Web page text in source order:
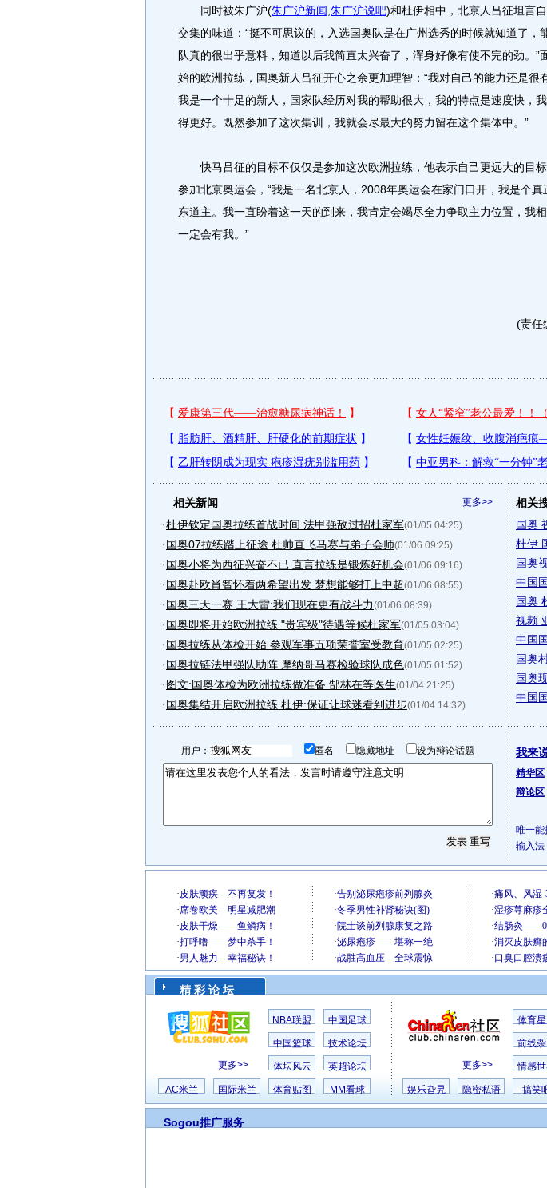
同时被朱广沪(朱广沪新闻 朱广沪说吧)和杜伊相中，北京人吕征坦言
交集的味道：“挺不可思议的，入选国奥队是在广州选秀的时候就知道了，
队真的很出乎意料，知道以后我简直太兴奋了，浑身好像有使不完的劲。”
始的欧洲拉练，国奥新人吕征开心之余更加理智：“我对自己的能力还是很
我是一个十足的新人，国家队经历对我的帮助很大，我的特点是速度快，
得更好。既然参加了这次集训，我就会尽最大的努力留在这个集体中。”
快马吕征的目标不仅仅是参加这次欧洲拉练，他表示自己更远大的目标
参加北京奥运会，“我是一名北京人，2008年奥运会在家门口开，我是个真
东道主。我一直盼着这一天的到来，我肯定会竭尽全力争取主力位置，我
一定会有我。”
(责任
更多>>
相关新闻
·杜伊钦定国奥拉练首战时间 法甲强敌过招杜家军(01/05 04:25)
·国奥07拉练踏上征途 杜帅直飞马赛与弟子会师(01/06 09:25)
·国奥小将为西征兴奋不已 直言拉练是锻炼好机会(01/06 09:16)
·国奥赴欧肖智怀着两希望出发 梦想能够打上中超(01/06 08:55)
·国奥三天一赛 王大雷:我们现在更有战斗力(01/06 08:39)
·国奥即将开始欧洲拉练 "贵宾级"待遇等候杜家军(01/05 03:04)
·国奥拉练从体检开始 参观军事五项荣誉室受教育(01/05 02:25)
·国奥拉链法甲强队助阵 摩纳哥马赛检验球队成色(01/05 01:52)
·图文:国奥体检为欧洲拉练做准备 郜林在等医生(01/04 21:25)
·国奥集结开启欧洲拉练 杜伊:保证让球迷看到进步(01/04 14:32)
相关
国奥
杜伊
国奥
中国
国奥
视频
中国
国奥
国奥
中国
用户： 匿名 隐藏地址 设为辩论话题 我来
精华区
辩论区
唯一能
输入法
精 彩 论 坛
更多>>
NBA联盟 中国足球
中国篮球 技术论坛
体坛风云 英超论坛
AC米兰 国际米兰 体育贴图 MM看球
更多>>
体育
前线
情感
娱乐旮旯 隐密私语 搞笑
Sogou推广服务